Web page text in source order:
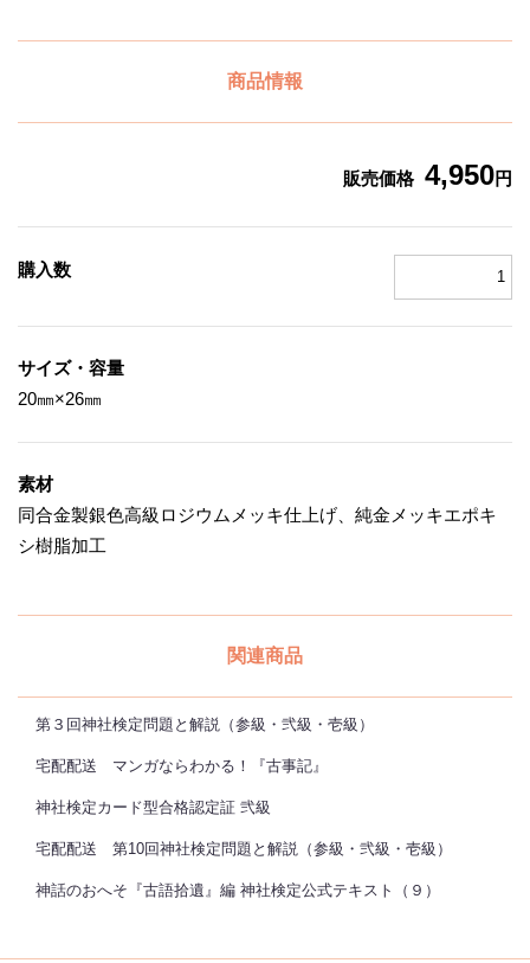
商品情報
販売価格 4,950円
購入数
サイズ・容量
20㎜×26㎜
素材
同合金製銀色高級ロジウムメッキ仕上げ、純金メッキエポキ
シ樹脂加工
関連商品
第３回神社検定問題と解説（参級・弐級・壱級）
宅配配送 マンガならわかる！『古事記』
神社検定カード型合格認定証 弐級
宅配配送 第10回神社検定問題と解説（参級・弐級・壱級）
神話のおへそ『古語拾遺』編 神社検定公式テキスト（９）